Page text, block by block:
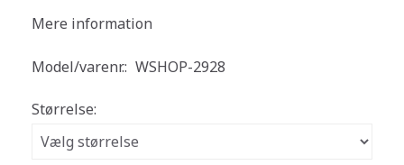
Mere information
Model/varenr.: WSHOP-2928
Størrelse: